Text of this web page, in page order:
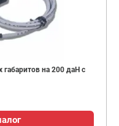
на 200 даН с